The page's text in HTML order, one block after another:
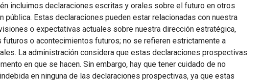
incluimos declaraciones escritas y orales sobre el futuro en otros
pública. Estas declaraciones pueden estar relacionadas con nuestra
o expectativas actuales sobre nuestra dirección estratégica,
o acontecimientos futuros; no se refieren estrictamente a
La administración considera que estas declaraciones prospectivas
en que se hacen. Sin embargo, hay que tener cuidado de no
en ninguna de las declaraciones prospectivas, ya que estas